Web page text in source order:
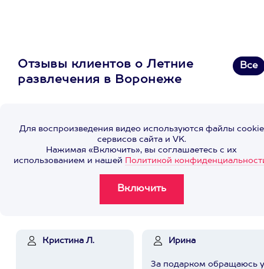
Отзывы клиентов о Летние
развлечения в Воронеже
Все
Для воспроизведения видео используются файлы cookie
сервисов сайта и VK.
Нажимая «Включить», вы соглашаетесь с их
использованием и нашей Политикой
Кристина Л. Ирина
За подарком обращаюсь